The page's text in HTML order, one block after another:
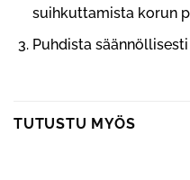
suihkuttamista korun
Puhdista
TUTUSTU MYÖS